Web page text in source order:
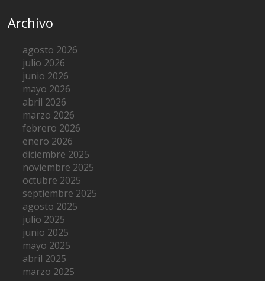
Archivo
agosto 2026
julio 2026
junio 2026
mayo 2026
abril 2026
marzo 2026
febrero 2026
enero 2026
diciembre 2025
noviembre 2025
octubre 2025
septiembre 2025
agosto 2025
julio 2025
junio 2025
mayo 2025
abril 2025
marzo 2025